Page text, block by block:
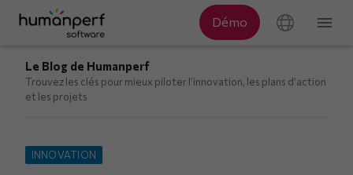
Le Blog de Humanperf
Trouvez les clés pour mieux piloter l’innovation, les plans d’action
et les projets
INNOVATION